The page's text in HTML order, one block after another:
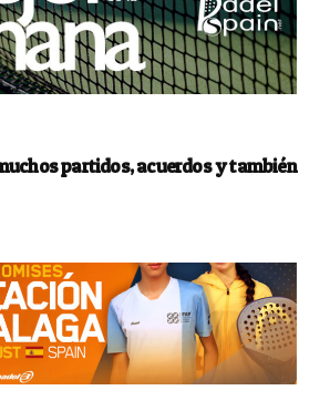
partidos, acuerdos y también